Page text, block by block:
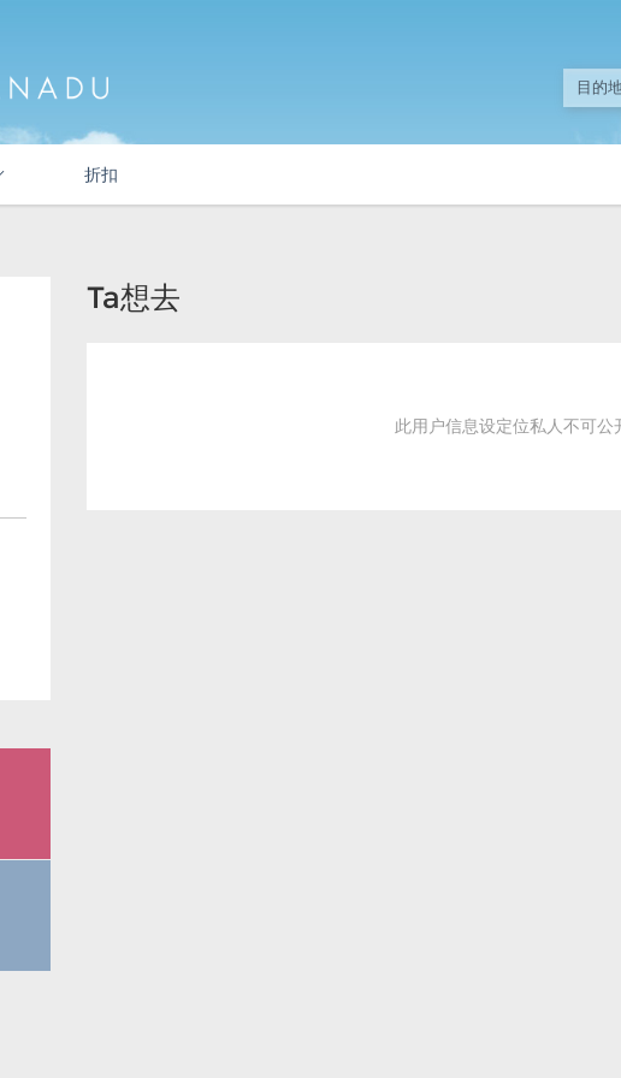
折扣
Ta想去
此用户信息设定位私人不可公